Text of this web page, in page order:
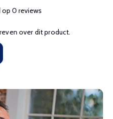
op 0 reviews
over dit product.